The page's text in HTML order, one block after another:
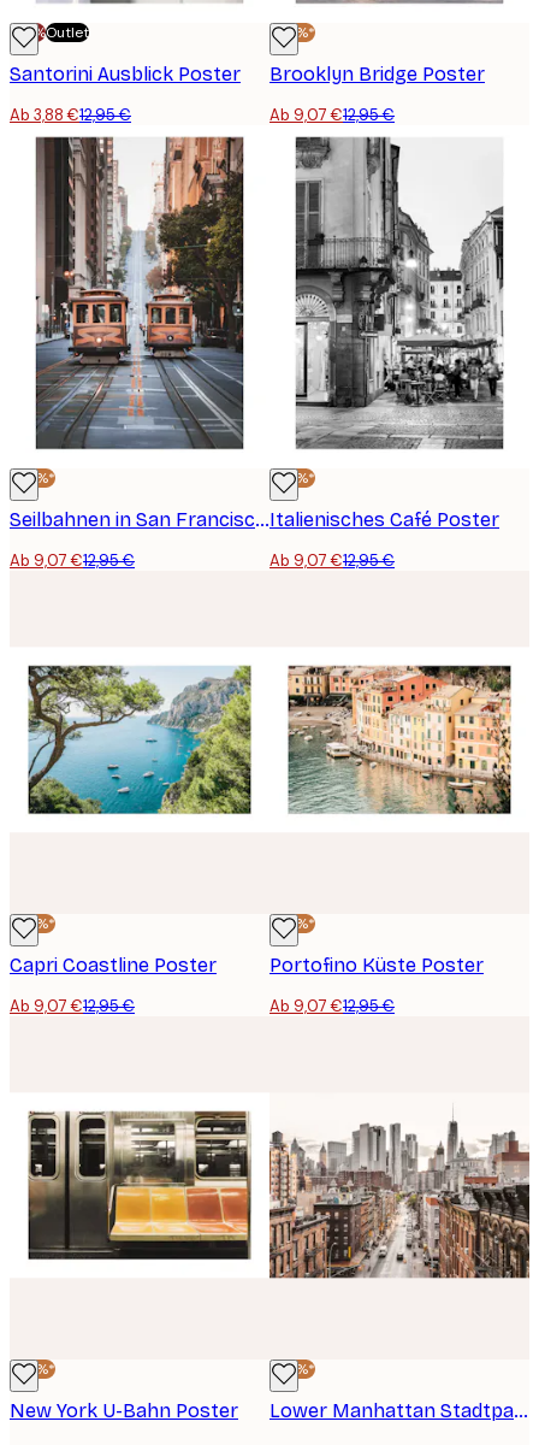
-70%Outlet
Santorini Ausblick Poster
Ab 3,88 €12,95 €
-30%*
Brooklyn Bridge Poster
Ab 9,07 €12,95 €
-30%*
Seilbahnen in San Francisco Poster
Ab 9,07 €12,95 €
-30%*
Italienisches Café Poster
Ab 9,07 €12,95 €
-30%*
Capri Coastline Poster
Ab 9,07 €12,95 €
-30%*
Portofino Küste Poster
Ab 9,07 €12,95 €
-30%*
New York U-Bahn Poster
-30%*
Lower Manhattan Stadtpanorama Poster